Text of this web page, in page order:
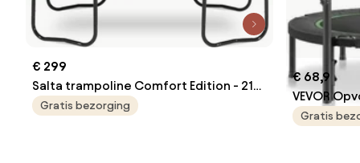
€ 299
Salta trampoline Comfort Edition - 214
x 153 cm - Rechthoekig - Groen
Gratis bezorging
€ 68,9
VEVOR
Fitness
Gratis